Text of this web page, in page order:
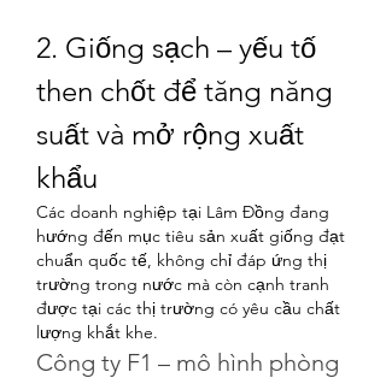
2. Giống sạch – yếu tố
then chốt để tăng năng
suất và mở rộng xuất
khẩu
Các doanh nghiệp tại Lâm Đồng đang
hướng đến mục tiêu sản xuất giống đạt
chuẩn quốc tế, không chỉ đáp ứng thị
trường trong nước mà còn cạnh tranh
được tại các thị trường có yêu cầu chất
lượng khắt khe.
Công ty F1 – mô hình phòng